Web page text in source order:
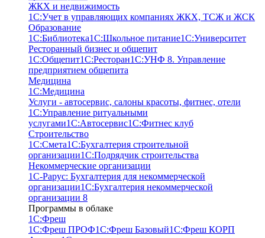
ЖКХ и недвижимость
1С:Учет в управляющих компаниях ЖКХ, ТСЖ и ЖСК
Образование
1С:Библиотека1С:Школьное питание1С:Университет
Ресторанный бизнес и общепит
1С:Общепит1С:Ресторан1С:УНФ 8. Управление
предприятием общепита
Медицина
1С:Медицина
Услуги - автосервис, cалоны красоты, фитнес, отели
1С:Управление ритуальными
услугами1С:Автосервис1С:Фитнес клуб
Строительство
1С:Смета1С:Бухгалтерия строительной
организации1С:Подрядчик строительства
Некоммерческие организации
1С-Рарус: Бухгалтерия для некоммерческой
организации1С:Бухгалтерия некоммерческой
организации 8
Программы в облаке
1C:Фреш
1C:Фреш ПРОФ1C:Фреш Базовый1C:Фреш КОРП